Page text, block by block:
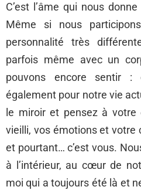
C’est l’âme qui nous
Même si nous
personnalité très
parfois même avec un
pouvons encore sentir :
également pour notre vie
le miroir et pensez à votre
vieilli, vos émotions et votre
et pourtant… c’est vous.
à l’intérieur, au cœur de
moi qui a toujours été là et